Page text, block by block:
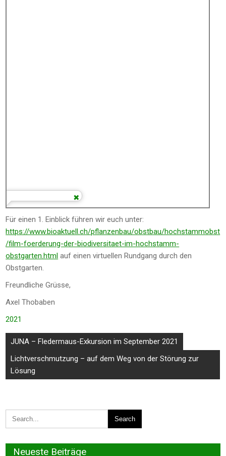
Für einen 1. Einblick führen wir euch unter:
https://www.bioaktuell.ch/pflanzenbau/obstbau/hochstammobst
/film-foerderung-der-biodiversitaet-im-hochstamm-
obstgarten.html auf einen virtuellen Rundgang durch den
Obstgarten.
Freundliche Grüsse,
Axel Thobaben
2021
Beitragsnavigation
JUNA – Fledermaus-Exkursion im September 2021
Lichtverschmutzung – auf dem Weg von der Störung zur
Lösung
Neueste Beiträge